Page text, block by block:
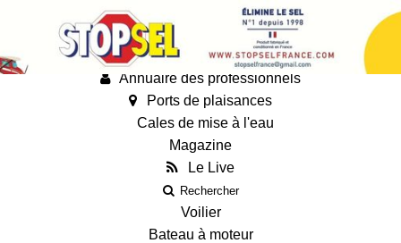
Fiches techniques des bateaux
Annuaire des professionnels
Ports de plaisances
Cales de mise à l'eau
Magazine
Le Live
Rechercher
Voilier
Bateau à moteur